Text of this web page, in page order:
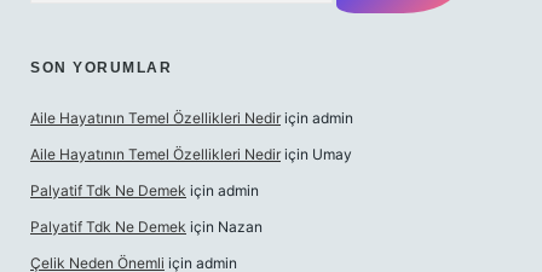
SON YORUMLAR
Aile Hayatının Temel Özellikleri Nedir için admin
Aile Hayatının Temel Özellikleri Nedir için Umay
Palyatif Tdk Ne Demek için admin
Palyatif Tdk Ne Demek için Nazan
Çelik Neden Önemli için admin